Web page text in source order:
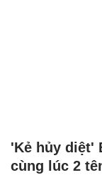
'Kẻ hủy diệt'
cùng lúc 2